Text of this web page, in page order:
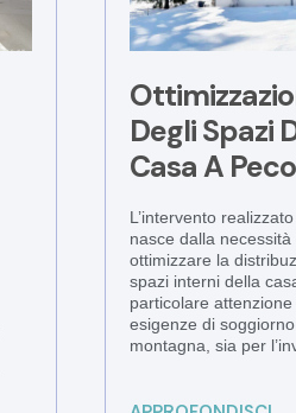
Degli Spazi
Casa A
L’intervento
nasce dalla necessità
ottimizzare la
spazi interni della
particolare attenzione
esigenze di
montagna, sia per